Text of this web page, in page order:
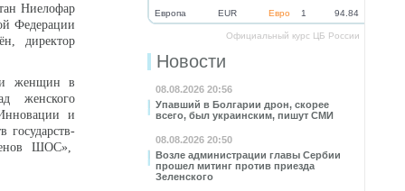
Eвропа
EUR Евро 1 94.84
Официальный курс ЦБ России
Новости
08.08.2026 20:56
Упавший в Болгарии дрон, скорее
всего, был украинским, пишут СМИ
08.08.2026 20:50
Возле администрации главы Сербии
прошел митинг против приезда
Зеленского
Ниелофар
Федерации
директор
женщин в
женского
и
государств-
ШОС»,